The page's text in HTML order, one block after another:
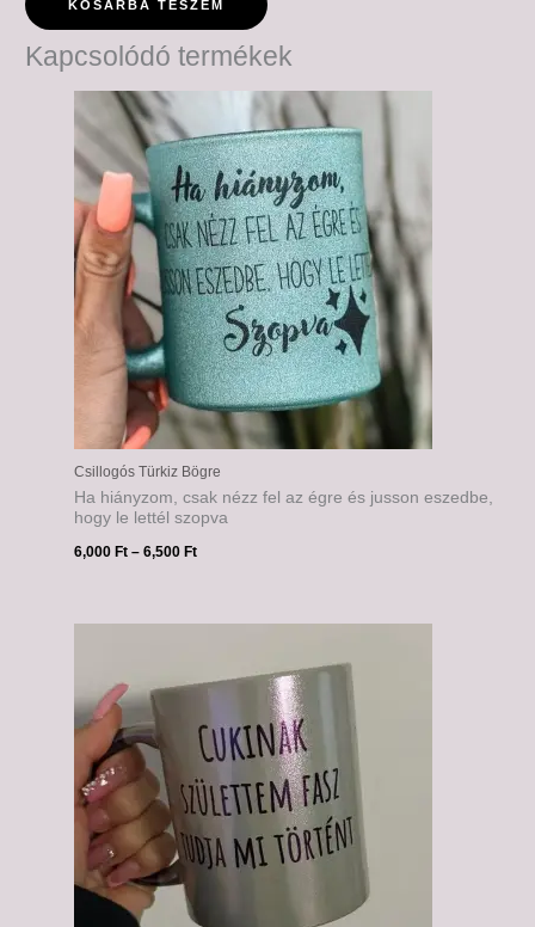
KOSÁRBA TESZEM
Kapcsolódó termékek
Csillogós Türkiz Bögre
Ha hiányzom, csak nézz fel az égre és jusson eszedbe,
hogy le lettél szopva
6,000Ft – 6,500Ft
6,500 Ft